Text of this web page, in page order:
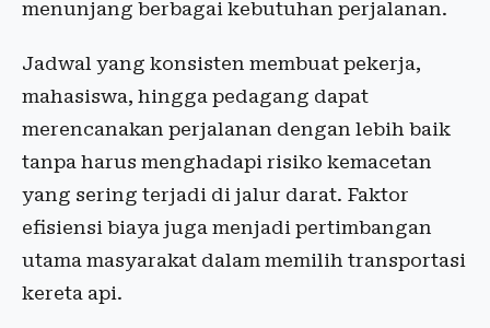
menunjang berbagai kebutuhan perjalanan.
Jadwal yang konsisten membuat pekerja,
mahasiswa, hingga pedagang dapat
merencanakan perjalanan dengan lebih baik
tanpa harus menghadapi risiko kemacetan
yang sering terjadi di jalur darat. Faktor
efisiensi biaya juga menjadi pertimbangan
utama masyarakat dalam memilih transportasi
kereta api.